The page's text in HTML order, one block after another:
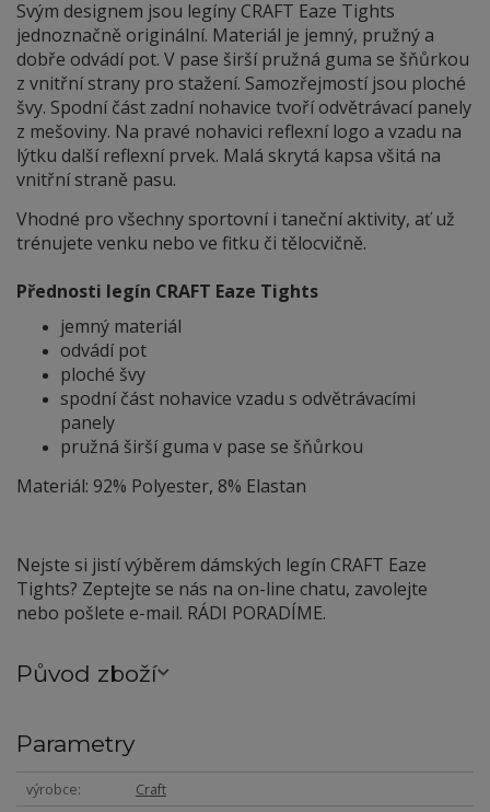
Svým designem jsou legíny CRAFT Eaze Tights
jednoznačně originální. Materiál je jemný, pružný a
dobře odvádí pot. V pase širší pružná guma se šňůrkou
z vnitřní strany pro stažení. Samozřejmostí jsou ploché
švy. Spodní část zadní nohavice tvoří odvětrávací panely
z mešoviny. Na pravé nohavici reflexní logo a vzadu na
lýtku další reflexní prvek. Malá skrytá kapsa všitá na
vnitřní straně pasu.
Vhodné pro všechny sportovní i taneční aktivity, ať už
trénujete venku nebo ve fitku či tělocvičně.
Přednosti legín CRAFT Eaze Tights
jemný materiál
odvádí pot
ploché švy
spodní část nohavice vzadu s odvětrávacími
panely
pružná širší guma v pase se šňůrkou
Materiál: 92% Polyester, 8% Elastan
Nejste si jistí výběrem dámských legín CRAFT Eaze
Tights? Zeptejte se nás na on-line chatu, zavolejte
nebo pošlete e-mail. RÁDI PORADÍME.
Původ zboží
Parametry
výrobce
Craft